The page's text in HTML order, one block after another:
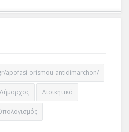
apofasi-orismou-antidimarchon/
Δήμαρχος Διοικητικά